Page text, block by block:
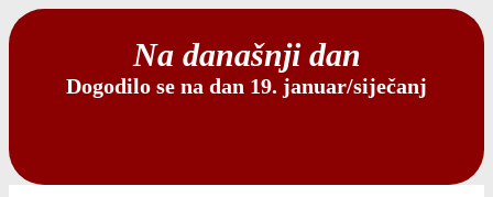
Na današnji dan
Dogodilo se na dan 19. januar/siječanj